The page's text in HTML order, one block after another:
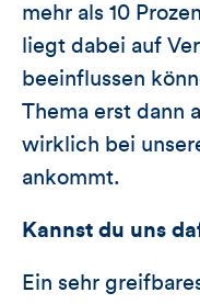
mehr als 10
liegt dabei auf
beeinflussen
Thema erst dann
wirklich bei
ankommt.
Kannst du uns
Ein sehr